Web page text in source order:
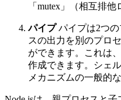
「mutex」（相互排
パイプパイプは2つの
スの出力を別のプロ
ができます。これは、
作成できます。シェ
メカニズムの一般的な